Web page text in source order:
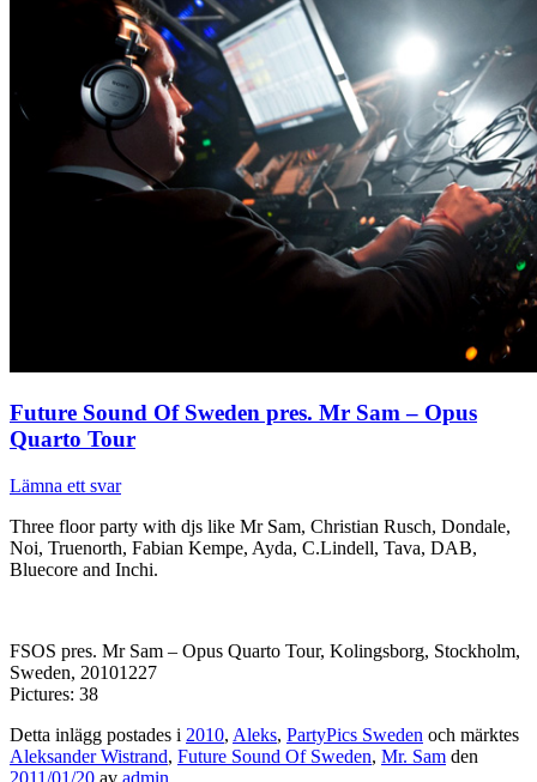
Future Sound Of Sweden pres. Mr Sam – Opus
Quarto Tour
Lämna ett svar
Three floor party with djs like Mr Sam, Christian Rusch, Dondale,
Noi, Truenorth, Fabian Kempe, Ayda, C.Lindell, Tava, DAB,
Bluecore and Inchi.
FSOS pres. Mr Sam – Opus Quarto Tour, Kolingsborg, Stockholm,
Sweden, 20101227
Pictures: 38
Detta inlägg postades i 2010, Aleks, PartyPics Sweden och märktes
Aleksander Wistrand, Future Sound Of Sweden, Mr. Sam den
2011/01/20 av admin